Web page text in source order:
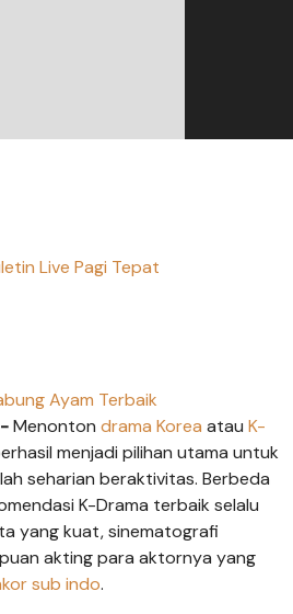
Live Pagi Tepat
Ayam Terbaik
Menonton drama Korea atau K-
menjadi pilihan utama untuk
seharian beraktivitas. Berbeda
K-Drama terbaik selalu
yang kuat, sinematografi
akting para aktornya yang
sub indo.